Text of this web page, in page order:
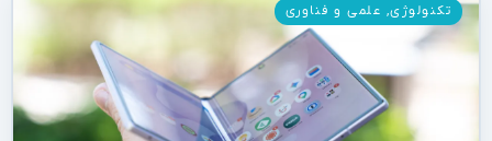
تکنولوژی, علمی و فناوری